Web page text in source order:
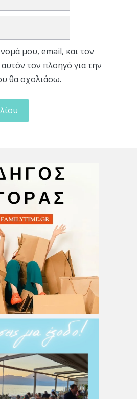
μου, email, και τον
τον πλοηγό για την
θα σχολιάσω.